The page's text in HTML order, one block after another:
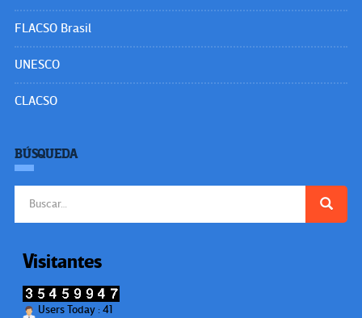
FLACSO Brasil
UNESCO
CLACSO
BÚSQUEDA
Visitantes
Users Today : 41